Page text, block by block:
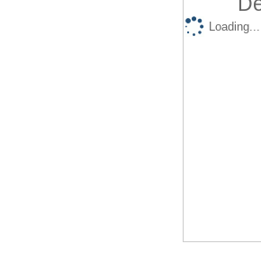
Loading...